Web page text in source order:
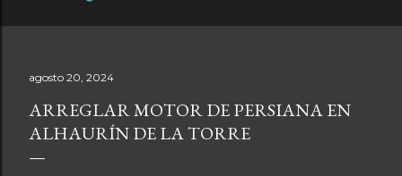
agosto 20, 2024
ARREGLAR MOTOR DE PERSIANA EN
ALHAURÍN DE LA TORRE